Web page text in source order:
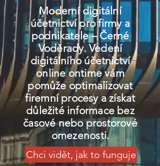
Moderní digitální
účetnictví pro firmy a
podnikatele – Černé
Voděrady. Vedení
digitálního účetnictví
online ontime vám
pomůže optimalizovat
firemní procesy a získat
důležité informace bez
časové nebo prostorové
omezenosti.
Chci vidět, jak to funguje